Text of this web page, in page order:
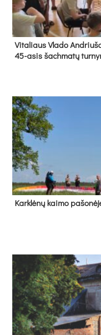
Vi­ta­liaus Vla­do
45-asis šach­ma­tų
Kark­lė­nų kai­mo